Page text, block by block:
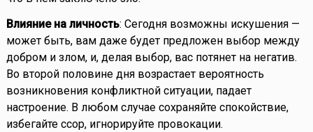
Влияние на личность: Сегодня возможны искушения —
может быть, вам даже будет предложен выбор между
добром и злом, и, делая выбор, вас потянет на негатив.
Во второй половине дня возрастает вероятность
возникновения конфликтной ситуации, падает
настроение. В любом случае сохраняйте спокойствие,
избегайте ссор, игнорируйте провокации.